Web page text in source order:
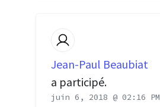
Jean-Paul Beaubiat
a participé.
juin 6, 2018 @ 02:16 PM